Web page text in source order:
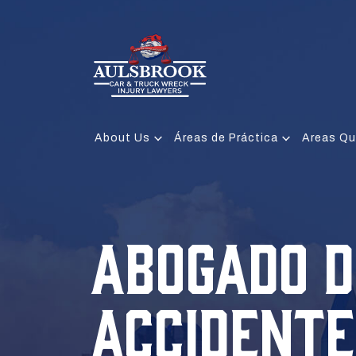
About Us Áreas de Práctica Areas
ABOGADO